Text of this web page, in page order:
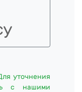
уточнения
с нашими